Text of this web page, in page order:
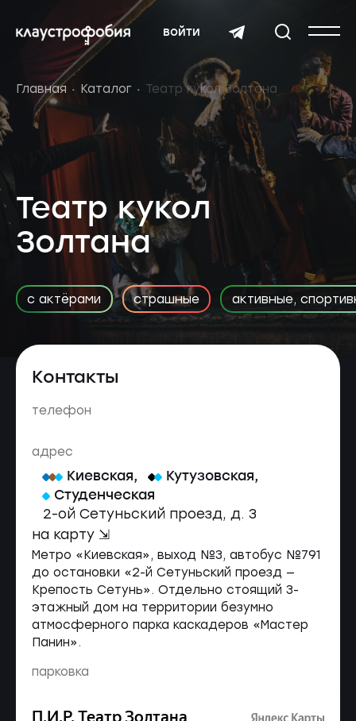
войти
Главная Каталог Театр кукол Золтана
Театр кукол
Золтана
с актёрами страшные активные,
Контакты
телефон
адрес
Киевская, Кутузовская,
Студенческая
2-ой Сетуньский проезд, д. 3
на карту ⇲
Метро «Киевская», выход №3, автобус №791
до остановки «2-й Сетуньский проезд —
Крепость Сетунь». Отдельно стоящий 3-
этажный дом на территории безумно
атмосферного парка каскадеров «Мастер
Панин».
парковка